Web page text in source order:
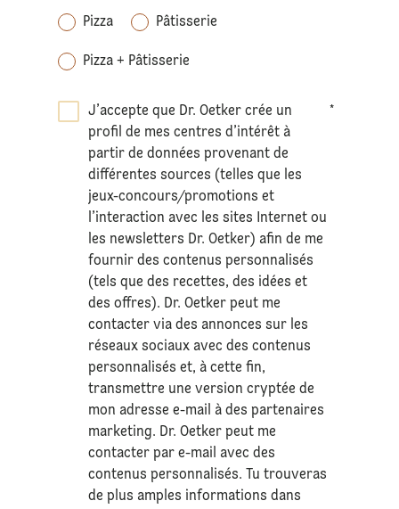
Pizza Pâtisserie
Pizza + Pâtisserie
J’accepte que Dr. Oetker crée un
profil de mes centres d’intérêt à
partir de données provenant de
différentes sources (telles que les
jeux-concours/promotions et
l’interaction avec les sites Internet ou
les newsletters Dr. Oetker) afin de me
fournir des contenus personnalisés
(tels que des recettes, des idées et
des offres). Dr. Oetker peut me
contacter via des annonces sur les
réseaux sociaux avec des contenus
personnalisés et, à cette fin,
transmettre une version cryptée de
mon adresse e-mail à des partenaires
marketing. Dr. Oetker peut me
contacter par e-mail avec des
contenus personnalisés. Tu trouveras
de plus amples informations dans
*